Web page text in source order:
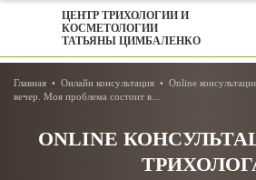
ЦЕНТР ТРИХОЛОГИИ И
КОСМЕТОЛОГИИ
ТАТЬЯНЫ ЦИМБАЛЕНКО
Главная Онлайн консультация Online
вечер. Моя проблема состоит в...
ONLINE